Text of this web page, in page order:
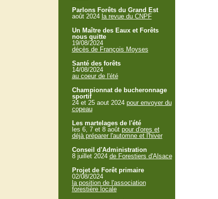
Parlons Forêts du Grand Est
août 2024 la revue du CNPF
Un Maître des Eaux et Forêts
nous quitte
19/08/2024
décès de François Moyses
Santé des forêts
14/08/2024
au coeur de l'été
Championnat de bucheronnage
sportif
24 et 25 aout 2024 pour envoyer du
copeau
Les martelages de l'été
les 6, 7 et 8 août pour d'ores et
déjà préparer l'automne et l'hiver
Conseil d'Administration
8 juillet 2024 de Forestiers d'Alsace
Projet de Forêt primaire
02/08/2024
la position de l'association
forestière locale